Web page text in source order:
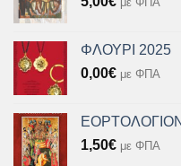
ΦΛΟΥΡΙ 2025
0,00€ με ΦΠΑ
1,50€ με ΦΠΑ